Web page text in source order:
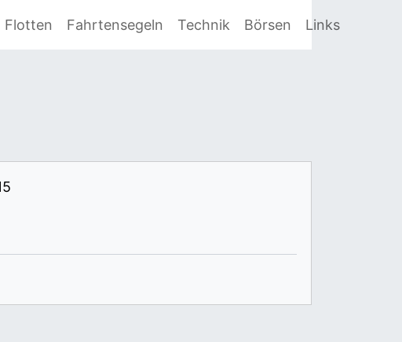
Flotten Fahrtensegeln Technik Börsen Links